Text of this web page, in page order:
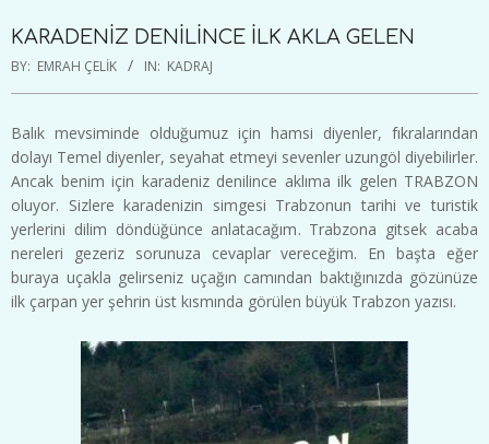
KARADENİZ DENİLİNCE İLK AKLA GELEN
BY: EMRAH ÇELIK IN: KADRAJ
Balık mevsiminde olduğumuz için hamsi diyenler, fıkralarından
dolayı Temel diyenler, seyahat etmeyi sevenler uzungöl diyebilirler.
Ancak benim için karadeniz denilince aklıma ilk gelen TRABZON
oluyor. Sizlere karadenizin simgesi Trabzonun tarihi ve turistik
yerlerini dilim döndüğünce anlatacağım. Trabzona gitsek acaba
nereleri gezeriz sorunuza cevaplar vereceğim. En başta eğer
buraya uçakla gelirseniz uçağın camından baktığınızda gözünüze
ilk çarpan yer şehrin üst kısmında görülen büyük Trabzon yazısı.